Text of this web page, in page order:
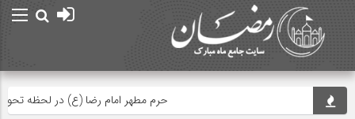
حرم مطهر امام رضا (ع) در لحظه تحویل